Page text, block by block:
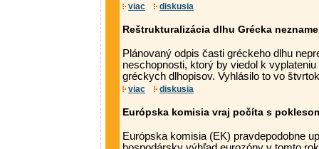
viac diskusia
Reštrukturalizácia dlhu Grécka
Plánovaný odpis časti gréckeho dlhu
neschopnosti, ktorý by viedol k
gréckych dlhopisov. Vyhlásilo to vo
viac diskusia
Európska komisia vraj počíta s
Európska komisia (EK) pravdepodobne